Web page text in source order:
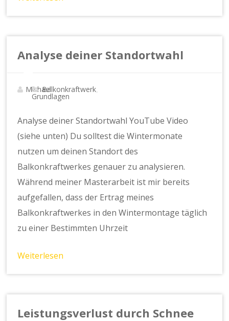
Analyse deiner Standortwahl
MichaelBalkonkraftwerk,
Grundlagen
Analyse deiner Standortwahl YouTube Video
(siehe unten) Du solltest die Wintermonate
nutzen um deinen Standort des
Balkonkraftwerkes genauer zu analysieren.
Während meiner Masterarbeit ist mir bereits
aufgefallen, dass der Ertrag meines
Balkonkraftwerkes in den Wintermontage täglich
zu einer Bestimmten Uhrzeit
Weiterlesen
Leistungsverlust durch Schnee